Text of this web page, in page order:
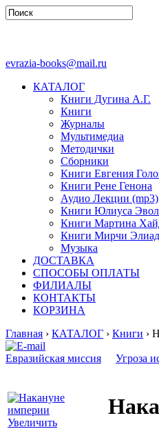
evrazia-books@mail.ru
КАТАЛОГ
Книги Дугина А.Г.
Книги
Журналы
Мультимедиа
Методички
Сборники
Книги Евгения
Книги Рене Генона
Аудио Лекции (mp3)
Книги Юлиуса
Книги Мартина
Книги Мирчи
Музыка
ДОСТАВКА
СПОСОБЫ ОПЛАТЫ
ФИЛИАЛЫ
КОНТАКТЫ
КОРЗИНА
Главная › КАТАЛОГ › Книги ›
Евразийская миссия Угроза
Увеличить